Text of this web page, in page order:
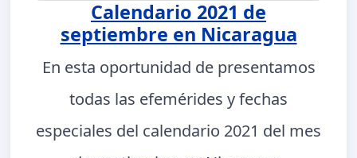
Calendario 2021 de
septiembre en Nicaragua
En esta oportunidad de presentamos
todas las efemérides y fechas
especiales del calendario 2021 del mes